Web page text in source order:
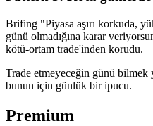
Brifing "Piyasa aşırı korkuda,
günü olmadığına karar
kötü-ortam trade'inden korudu.
Trade etmeyeceğin günü
bunun için günlük bir ipucu.
Premium